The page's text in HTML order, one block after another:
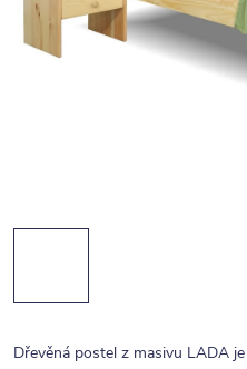
Dřevěná postel z masivu LADA